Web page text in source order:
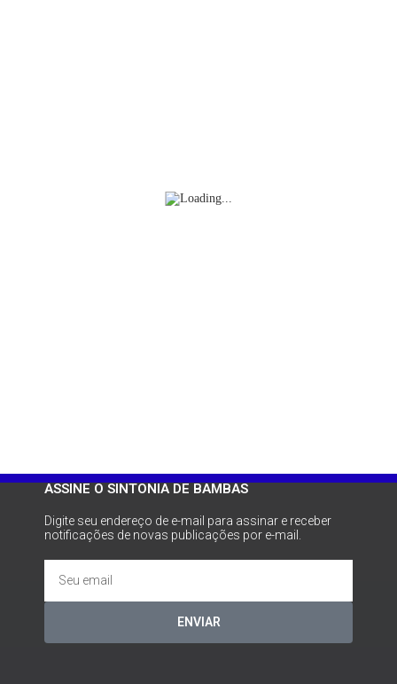
ASSINE O SINTONIA DE BAMBAS
Digite seu endereço de e-mail para assinar e receber
notificações de novas publicações por e-mail.
ENVIAR